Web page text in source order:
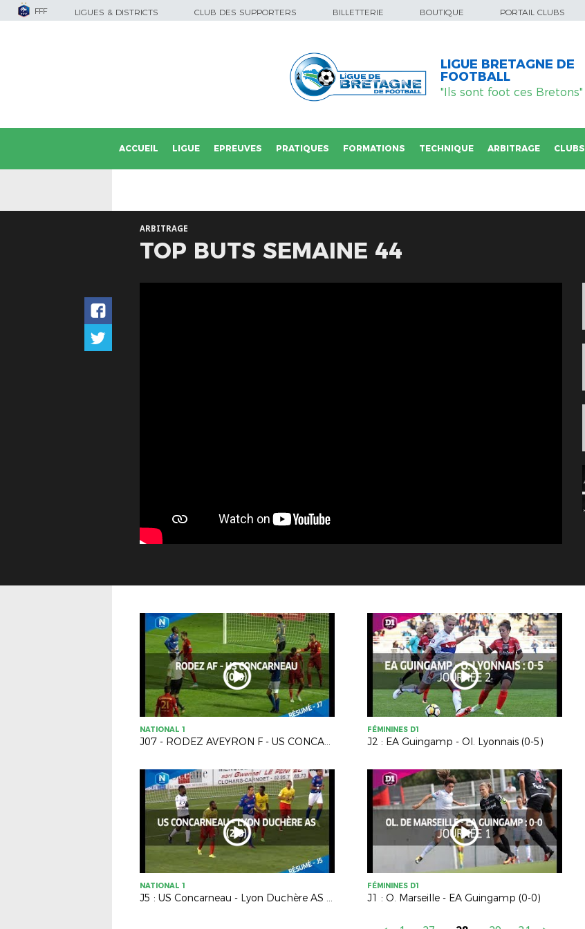
FFF LIGUES & DISTRICTS CLUB DES SUPPORTERS BILLETTERIE BOUTIQUE PORTAIL CLUBS
LIGUE BRETAGNE DE
FOOTBALL
"Ils sont foot ces Bretons"
ACCUEIL LIGUE EPREUVES PRATIQUES FORMATIONS TECHNIQUE ARBITRAGE CLUBS
ARBITRAGE
TOP BUTS SEMAINE 44
NATIONAL 1
J07 - RODEZ AVEYRON F - US CONCARNEAU (O-0)
FÉMININES D1
J2 : EA Guingamp - Ol. Lyonnais (0-5)
NATIONAL 1
J5 : US Concarneau - Lyon Duchère AS (2-3)
FÉMININES D1
J1 : O. Marseille - EA Guingamp (0-0)